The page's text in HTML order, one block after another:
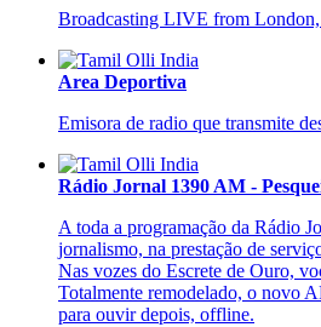
Broadcasting LIVE from London,
Area Deportiva
Emisora de radio que transmite
Rádio Jornal 1390 AM -
A toda a programação da Rádio
jornalismo, na prestação de
Nas vozes do Escrete de Ouro,
Totalmente remodelado, o novo
para ouvir depois, offline.